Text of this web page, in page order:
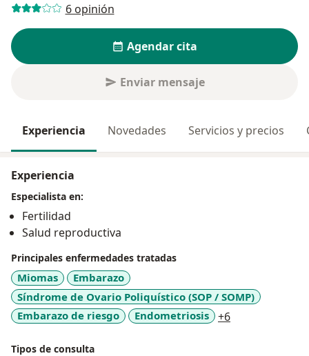
6 opinión
Agendar cita
Enviar mensaje
Experiencia Novedades Servicios y precios
Experiencia
Especialista en:
Fertilidad
Salud reproductiva
Principales enfermedades tratadas
Miomas
Embarazo
Síndrome de Ovario Poliquístico (SOP / SOMP)
Embarazo de riesgo
Endometriosis +6
Tipos de consulta